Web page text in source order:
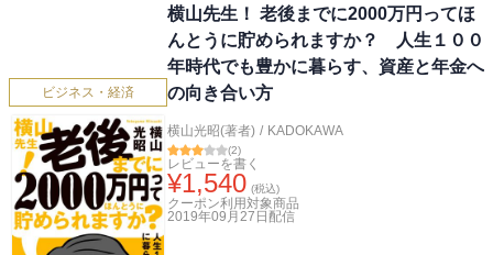
ビジネス・経済
横山先生！ 老後までに2000万円ってほ
んとうに貯められますか？ 人生１００
年時代でも豊かに暮らす、資産と年金へ
の向き合い方
横山光昭(著者) / KADOKAWA
(2)
レビューを書く
¥1,540 (税込)
クーポン利用対象商品
2019年09月27日 配信